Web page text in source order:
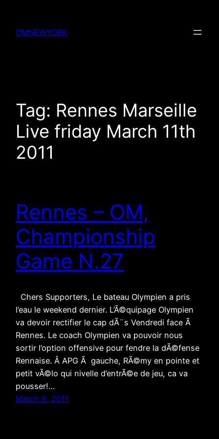
content
OMNEWYORK
Tag: Rennes Marseille
Live friday March 11th
2011
Rennes – OM,
Championship
Game N.27
Chers Supporters, Le bateau Olympien a pris
l’eau le weekend dernier. L’Ã©quipage Olympien
va devoir rectifier le cap dÃ¨s Vendredi face Ã
Rennes. Le coach Olympien va pouvoir nous
sortir l’option offensive pour fendre la dÃ©fense
Rennaise. Â APG Ã gauche, RÃ©my en pointe et
petit vÃ©lo qui nivelle d’entrÃ©e de jeu, ca va
pousser!…
March 9, 2011